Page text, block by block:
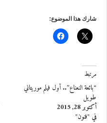
شارك هذا الموضوع:
مرتبط
“بائعة النعناع”.. أول فيلم موريتاني
طويل
أكتوبر 28, 2015
في "فنون"